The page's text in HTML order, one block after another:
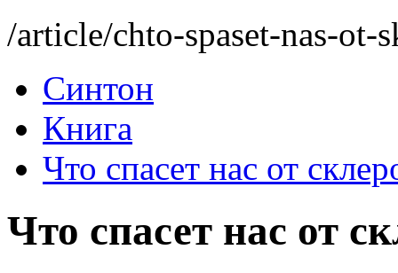
/article/chto-spaset-nas-ot-
Синтон
Книга
Что спасет нас от
Что спасет нас от